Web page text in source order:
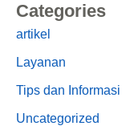
Categories
artikel
Layanan
Tips dan Informasi
Uncategorized